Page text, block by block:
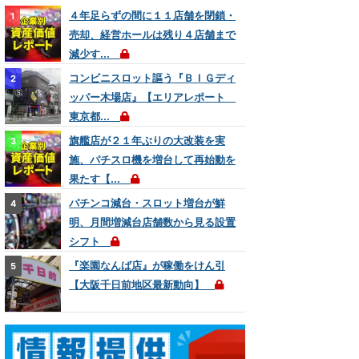
４年足らずの間に１１店舗を閉鎖・
売却、経営ホールは残り４店舗まで
減少す...
コンビニスロット謳う『ＢＩＧディ
ッパー木場店』【エリアレポート
東京都...
旗艦店が２１年ぶりの大改装を実
施、パチスロ機を増台して再始動を
果たす【...
パチンコ減台・スロット増台が鮮
明、月間増減台店舗数から見る設置
シフト
『楽園なんば店』が稼働をけん引
【大阪千日前地区最新動向】